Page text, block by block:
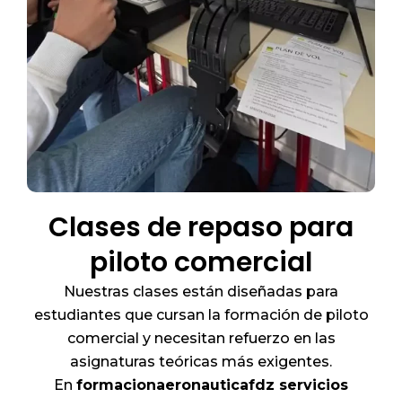
Clases de repaso para
piloto comercial
Nuestras clases están diseñadas para
estudiantes que cursan la formación de piloto
comercial y necesitan refuerzo en las
asignaturas teóricas más exigentes.
En formacionaeronauticafdz servicios